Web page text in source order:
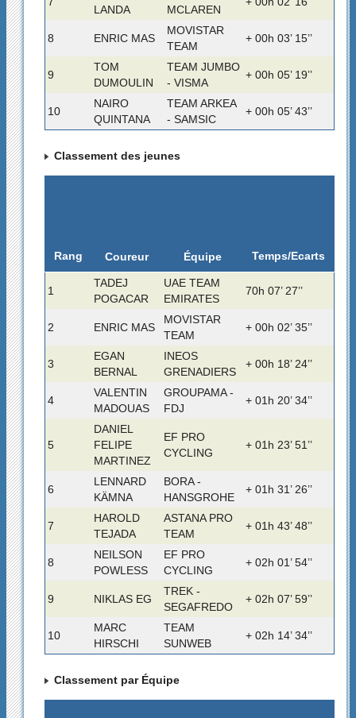
LANDA
MCLAREN
8 ENRIC MAS
MOVISTAR
TEAM
+ 00h 03’ 15’’
9
TOM
DUMOULIN
TEAM JUMBO
- VISMA
+ 00h 05’ 19’’
10
NAIRO
QUINTANA
TEAM ARKEA
- SAMSIC
+ 00h 05’ 43’’
Classement des jeunes
Rang Coureur Équipe Temps/Ecarts
1
TADEJ
POGACAR
UAE TEAM
EMIRATES
70h 07’ 27’’
2 ENRIC MAS
MOVISTAR
TEAM
+ 00h 02’ 35’’
3
EGAN
BERNAL
INEOS
GRENADIERS
+ 00h 18’ 24’’
4
VALENTIN
MADOUAS
GROUPAMA -
FDJ
+ 01h 20’ 34’’
5
DANIEL
FELIPE
MARTINEZ
EF PRO
CYCLING
+ 01h 23’ 51’’
6
LENNARD
KÄMNA
BORA -
HANSGROHE
+ 01h 31’ 26’’
7
HAROLD
TEJADA
ASTANA PRO
TEAM
+ 01h 43’ 48’’
8
NEILSON
POWLESS
EF PRO
CYCLING
+ 02h 01’ 54’’
9 NIKLAS EG
TREK -
SEGAFREDO
+ 02h 07’ 59’’
10
MARC
HIRSCHI
TEAM
SUNWEB
+ 02h 14’ 34’’
Classement par Équipe